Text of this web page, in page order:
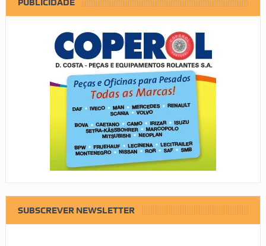
PUBLICIDADE
SUBSCREVER NEWSLETTER